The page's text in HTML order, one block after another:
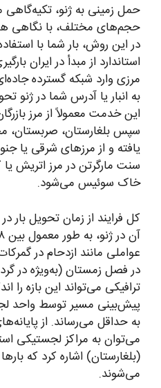
حمل زمینی به ژنو، تکیه‌گاهی
حجم‌های مختلف، با نگاهی
در این روش، بار شما با
استاندارد از مبدأ در ایران
مرزی وارد شبکه گسترده
به انبار یا آدرس شما در ژنو
این خدمت معمولاً از مرز
سپس بلغارستان، صربستان،
یافته و از مرزهای شرقی یا
سنت مارگرتن در مرز اتریش یا
خاک سوئیس می‌شود.
کل فرایند از زمان تحویل بار
عواملی مانند ازدحام در
در فصل زمستان (به‌ویژه در
ترافیکی می‌تواند این بازه را
پیش‌بینی مسیر توسط واحد
به حداقل می‌رساند. از
می‌توان به مراکز لجستیکی
(بلغارستان) اشاره کرد که
می‌شوند.